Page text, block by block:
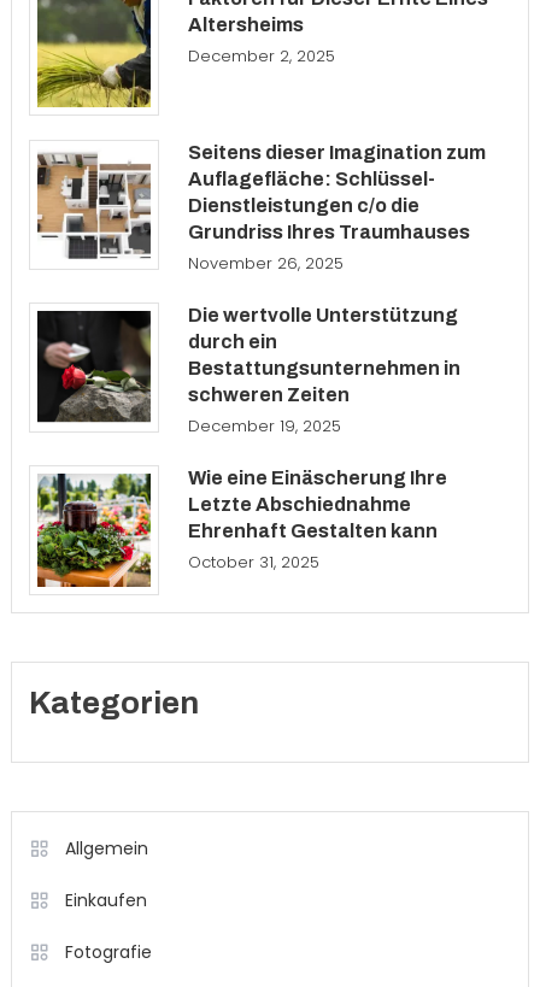
Altersheims
December 2, 2025
Seitens dieser Imagination zum
Auflagefläche: Schlüssel-
Dienstleistungen c/o die
Grundriss Ihres Traumhauses
November 26, 2025
Die wertvolle Unterstützung
durch ein
Bestattungsunternehmen in
schweren Zeiten
December 19, 2025
Wie eine Einäscherung Ihre
Letzte Abschiednahme
Ehrenhaft Gestalten kann
October 31, 2025
Kategorien
Allgemein
Einkaufen
Fotografie